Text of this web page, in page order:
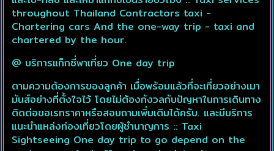
throughout Thailand Contractors taxi -
Chartering cars And the one-way trip - taxi and
chartered by the hour.
@ บริการแท็กซี่พาเที่ยว One day trip
ตามความต้องการของลูกค้า เมื่อพร้อมแล้วที่จะเที่ยวอย่างเมา
มันส์อย่างที่ตั้งใจไว้​ โดยไม่ต้องกังวลกับปัญหาในการเดินทาง​
ติดต่อขอเรทราคา​หรือสอบถามเพิ่มเติมได้ครับ. และมีบริการ
แนะนำแหล่งท่องเที่ยวโดยผู้ชำนาญการ :: Taxi
Sightseeing One day trip to go depend on the